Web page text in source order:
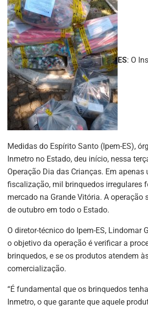
ES: O
Medidas do Espírito Santo (Ipem-ES),
Inmetro no Estado, deu início, nessa
Operação Dia das Crianças. Em apenas
fiscalização, mil brinquedos irregulares
mercado na Grande Vitória. A operação
de outubro em todo o Estado.
O diretor-técnico do Ipem-ES, Lindomar
o objetivo da operação é verificar a
brinquedos, e se os produtos atendem
comercialização.
“É fundamental que os brinquedos
Inmetro, o que garante que aquele